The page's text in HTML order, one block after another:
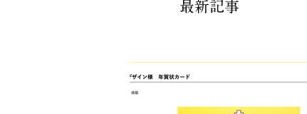
最新記事